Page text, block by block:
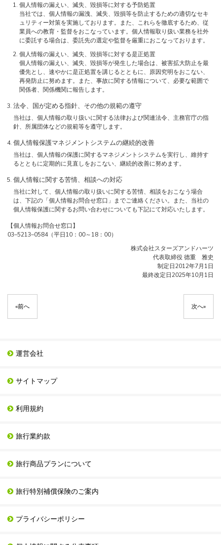
個人情報の漏えい、滅失、毀損等に対する予防処置
当社では、個人情報の漏洩、滅失、毀損等を防止するための適切なセキ
ュリティー対策を実施しております。また、これらを徹底するため、従
業員への教育・監督をおこなっています。個人情報取り扱い業務を社外
に委託する場合は、委託先の選定や監督を厳重におこなっております。
個人情報の漏えい、滅失、毀損等に対する是正処置
個人情報の漏えい、滅失、毀損等が発生した場合は、被害拡大防止を最
優先とし、速やかに是正処置を講じるとともに、原因究明をおこない、
再発防止に努めます。また、事故に関する情報について、必要な範囲で
関係者、関係機関に報告します。
法令、国が定める指針、その他の規範の遵守
当社は、個人情報の取り扱いに関する法律および関連法令、主務官庁の指
針、所属団体などの規範等を遵守します。
個人情報保護マネジメントシステムの継続的改善
当社は、個人情報の保護に関するマネジメントシステムを実行し、維持す
るとともに定期的に見直しをおこない、継続的改善に努めます。
個人情報に関する苦情、相談への対応
当社に対して、個人情報の取り扱いに関する苦情、相談をおこなう場合
は、下記の「個人情報お問合せ窓口」までご連絡ください。また、当社の
個人情報保護に関するお問い合わせについても下記にて対応いたします。
【個人情報お問合せ窓口】
03–5213–0584（平日10：00～18：00）
株式会社スターズアンドハーツ
代表取締役 德重 雅史
制定日2012年7月1日
最終改定日2025年10月1日
«前へ 次へ»
運営会社
サイトマップ
利用規約
旅行業約款
旅行商品プランについて
旅行特別補償保険のご案内
プライバシーポリシー